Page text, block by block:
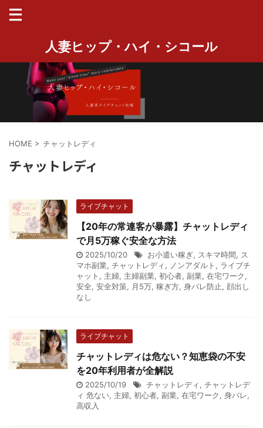
人妻ヒップ・ハイ・シコール
HOME > チャットレディ
チャットレディ
ライブチャット
【20年の常連客が暴露】チャットレディ
で月5万稼ぐ安全な方法
2025/10/20 お小遣い稼ぎ, スキマ時間, ス
マホ副業, チャットレディ, ノンアダルト , ライブチ
ャット , 主婦, 主婦副業, 初心者, 副業, 在宅ワーク,
安全, 安全対策, 月5万, 稼ぎ方, 身バレ防止, 顔出し
なし
ライブチャット
チャットレディは危ない？知恵袋の不安
を20年利用者が全解説
2025/10/19 チャットレディ, チャットレデ
ィ 危ない, 主婦, 初心者, 副業, 在宅ワーク, 身バレ,
高収入